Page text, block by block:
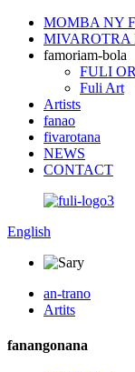
MOMBA NY
MIVAROTRA
famoriam-bola
FULI
Fuli Art
Artists
fanao
fivarotana
NEWS
CONTACT
English
an-trano
Artits
fanangonana